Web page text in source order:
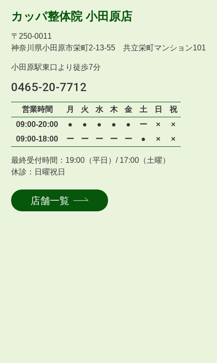
カッパ整体院 小田原店
〒 250-0011
神奈川県小田原市栄町2-13-55 共立栄町マンション101
小田原駅東口より徒歩7分
0465-20-7712
営業時間 月 火 水 木 金 土 日
祝
09:00-20:00
● ● ● ● ● ー ×
×
09:00-18:00
ー ー ー ー ー ● × ×
最終受付時間：19:00（平日）/ 17:00（土曜）
休診：日曜祝日
店舗一覧